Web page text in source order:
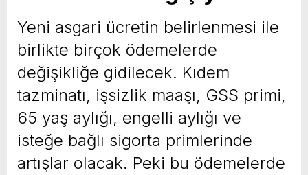
yeni özellikler belli oldu
Yeni asgari ücretin belirlenmesi ile
birlikte birçok ödemelerde
değişikliğe gidilecek. Kıdem
tazminatı, işsizlik maaşı, GSS primi,
65 yaş aylığı, engelli aylığı ve
isteğe bağlı sigorta primlerinde
artışlar olacak. Peki bu ödemelerde